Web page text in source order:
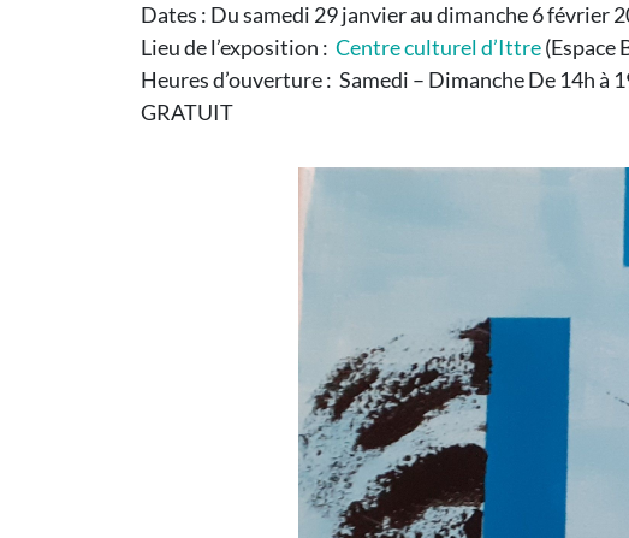
Dates : Du samedi 29 janvier au dimanche 6 février
Lieu de l’exposition : Centre culturel d’Ittre(Espace
Heures d’ouverture : Samedi – Dimanche De 14h à
GRATUIT